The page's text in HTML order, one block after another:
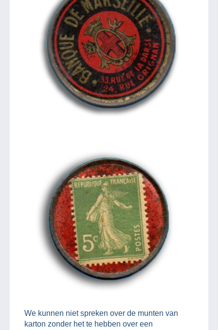
We kunnen niet spreken over de munten van
karton zonder het te hebben over een